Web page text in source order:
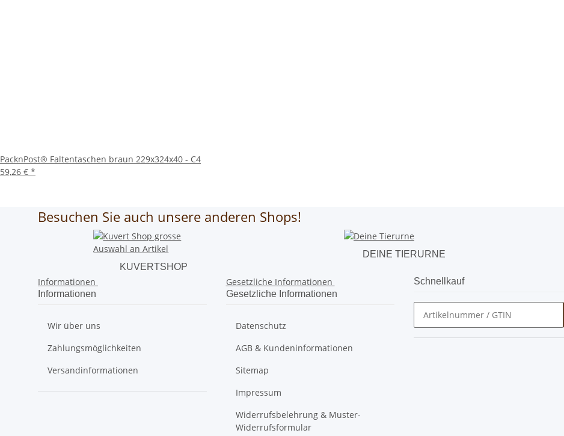
PacknPost® Faltentaschen braun 229x324x40 - C4
59,26 € *
Besuchen Sie auch unsere anderen Shops!
KUVERTSHOP
DEINE TIERURNE
Informationen
Informationen
Wir über uns
Zahlungsmöglichkeiten
Versandinformationen
Gesetzliche Informationen
Gesetzliche Informationen
Datenschutz
AGB & Kundeninformationen
Sitemap
Impressum
Widerrufsbelehrung & Muster-
Widerrufsformular
Schnellkauf